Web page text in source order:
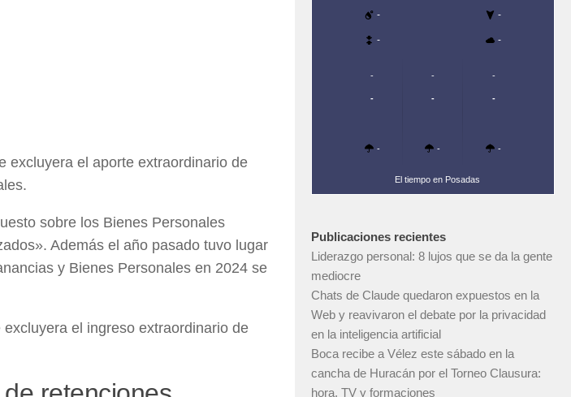
excluyera el aporte extraordinario de
sobre los Bienes Personales
Además el año pasado tuvo lugar
y Bienes Personales en 2024 se
el ingreso extraordinario de
- -
- -
-
-
-
-
-
-
-
-
-
El tiempo en Posadas
Publicaciones recientes
Liderazgo personal: 8 lujos que se da la gente
mediocre
Chats de Claude quedaron expuestos en la
Web y reavivaron el debate por la privacidad
en la inteligencia artificial
Boca recibe a Vélez este sábado en la
cancha de Huracán por el Torneo Clausura:
hora, TV y formaciones